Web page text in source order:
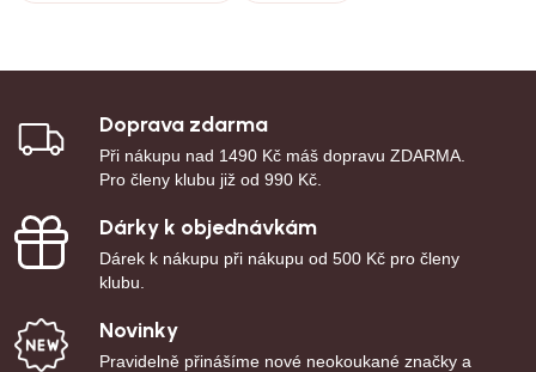
Doprava zdarma
Při nákupu nad 1490 Kč máš dopravu ZDARMA.
Pro členy klubu již od 990 Kč.
Dárky k objednávkám
Dárek k nákupu při nákupu od 500 Kč pro členy
klubu.
Novinky
Pravidelně přinášíme nové neokoukané značky a